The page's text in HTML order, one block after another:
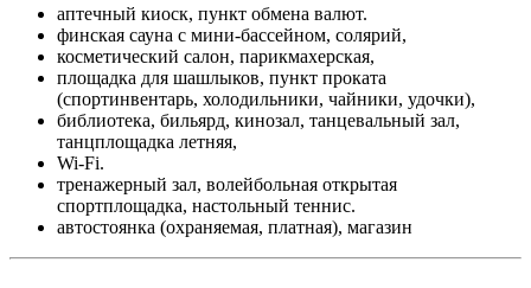
аптечный киоск, пункт обмена валют.
финская сауна с мини-бассейном, солярий,
косметический салон, парикмахерская,
площадка для шашлыков, пункт проката
(спортинвентарь, холодильники, чайники, удочки),
библиотека, бильярд, кинозал, танцевальный зал,
танцплощадка летняя,
Wi-Fi.
тренажерный зал, волейбольная открытая
спортплощадка, настольный теннис.
автостоянка (охраняемая, платная), магазин